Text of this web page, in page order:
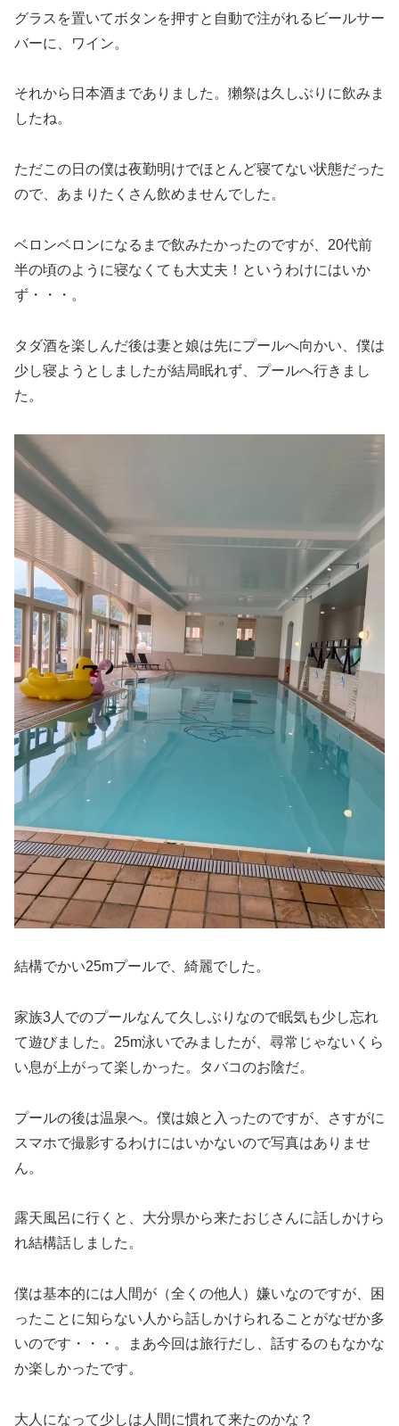
グラスを置いてボタンを押すと自動で注がれるビールサー
バーに、ワイン。
それから日本酒までありました。獺祭は久しぶりに飲みま
したね。
ただこの日の僕は夜勤明けでほとんど寝てない状態だった
ので、あまりたくさん飲めませんでした。
ベロンベロンになるまで飲みたかったのですが、20代前
半の頃のように寝なくても大丈夫！というわけにはいか
ず・・・。
タダ酒を楽しんだ後は妻と娘は先にプールへ向かい、僕は
少し寝ようとしましたが結局眠れず、プールへ行きまし
た。
結構でかい25mプールで、綺麗でした。
家族3人でのプールなんて久しぶりなので眠気も少し忘れ
て遊びました。25m泳いでみましたが、尋常じゃないくら
い息が上がって楽しかった。タバコのお陰だ。
プールの後は温泉へ。僕は娘と入ったのですが、さすがに
スマホで撮影するわけにはいかないので写真はありませ
ん。
露天風呂に行くと、大分県から来たおじさんに話しかけら
れ結構話しました。
僕は基本的には人間が（全くの他人）嫌いなのですが、困
ったことに知らない人から話しかけられることがなぜか多
いのです・・・。まあ今回は旅行だし、話するのもなかな
か楽しかったです。
大人になって少しは人間に慣れて来たのかな？